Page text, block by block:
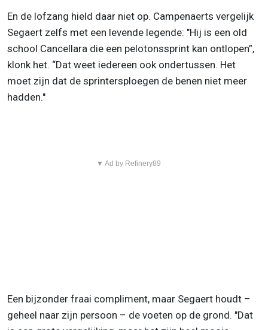
En de lofzang hield daar niet op. Campenaerts vergelijk
Segaert zelfs met een levende legende: "Hij is een old
school Cancellara die een pelotonssprint kan ontlopen”,
klonk het. “Dat weet iedereen ook ondertussen. Het
moet zijn dat de sprintersploegen de benen niet meer
hadden."
▼ Ad by Refinery89
Een bijzonder fraai compliment, maar Segaert houdt –
geheel naar zijn persoon – de voeten op de grond. "Dat